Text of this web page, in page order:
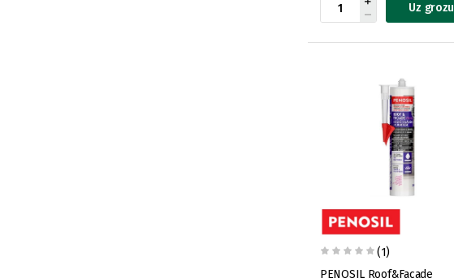
Uz grozu
(1)
PENOSIL Roof&Facade